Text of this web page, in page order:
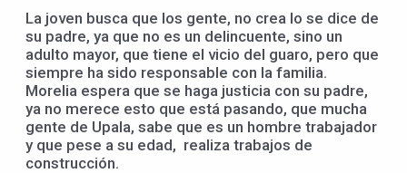
La joven busca que los gente, no crea lo se dice de
su padre, ya que no es un delincuente, sino un
adulto mayor, que tiene el vicio del guaro, pero que
siempre ha sido responsable con la familia.
Morelia espera que se haga justicia con su padre,
ya no merece esto que está pasando, que mucha
gente de Upala, sabe que es un hombre trabajador
y que pese a su edad, realiza trabajos de
construcción.